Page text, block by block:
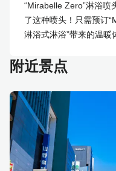
“Mirabelle Zero”淋浴喷
了这种喷头！只需预订
淋浴式淋浴”带来的温暖
附近景点